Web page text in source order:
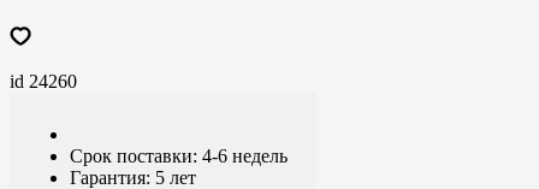
id 24260
Срок поставки: 4-6 недель
Гарантия: 5 лет